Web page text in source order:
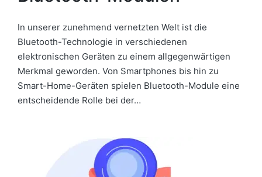
In unserer zunehmend vernetzten Welt ist die
Bluetooth-Technologie in verschiedenen
elektronischen Geräten zu einem allgegenwärtigen
Merkmal geworden. Von Smartphones bis hin zu
Smart-Home-Geräten spielen Bluetooth-Module eine
entscheidende Rolle bei der…